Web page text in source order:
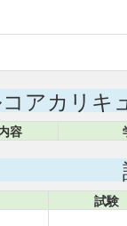
アカリキ
容
試験